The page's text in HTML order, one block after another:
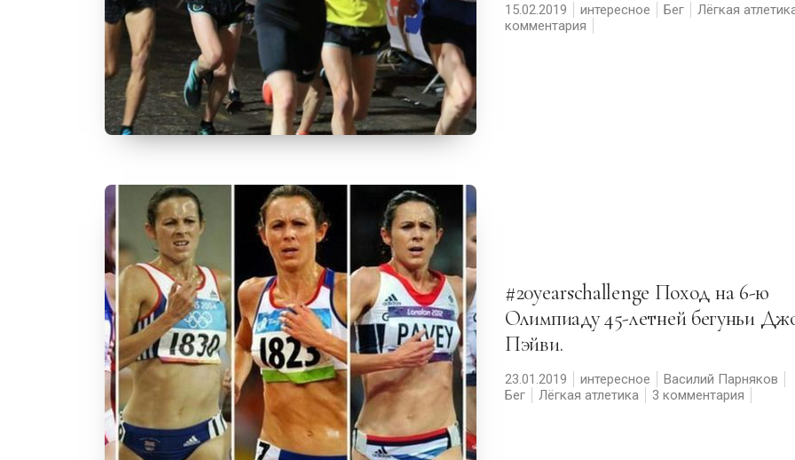
15.02.2019 интересное Бег
Лёгкая
комментария
#20yearschallenge Поход на 6-ю
Олимпиаду 45-летней бегуньи
Пэйви.
23.01.2019 интересное
Василий Парняков
Бег
Лёгкая атлетика 3 комментария